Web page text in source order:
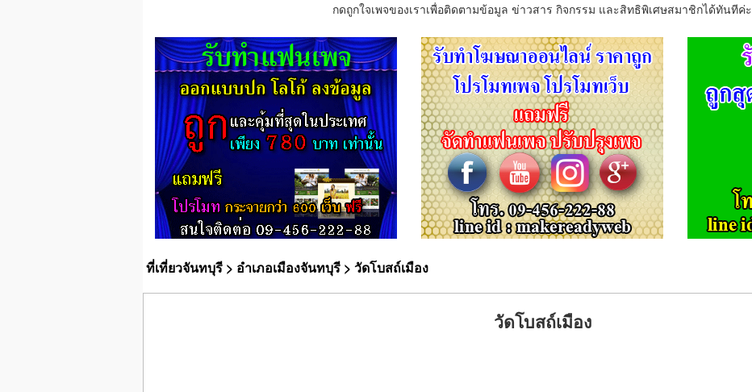
กดถูกใจเพจของเราเพื่อติดตามข้อมูล ข่าวสาร กิจกรรม และสิทธิพิเศษสมาชิกได้ทันทีค่ะ
ที่เที่ยวจันทบุรี > อำเภอเมืองจันทบุรี > วัดโบสถ์เมือง
วัดโบสถ์เมือง